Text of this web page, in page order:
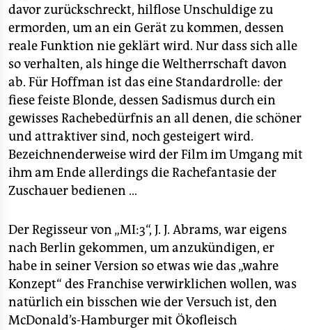
davor zurückschreckt, hilflose Unschuldige zu
ermorden, um an ein Gerät zu kommen, dessen
reale Funktion nie geklärt wird. Nur dass sich alle
so verhalten, als hinge die Weltherrschaft davon
ab. Für Hoffman ist das eine Standardrolle: der
fiese feiste Blonde, dessen Sadismus durch ein
gewisses Rachebedürfnis an all denen, die schöner
und attraktiver sind, noch gesteigert wird.
Bezeichnenderweise wird der Film im Umgang mit
ihm am Ende allerdings die Rachefantasie der
Zuschauer bedienen …
Der Regisseur von „MI:3“, J. J. Abrams, war eigens
nach Berlin gekommen, um anzukündigen, er
habe in seiner Version so etwas wie das „wahre
Konzept“ des Franchise verwirklichen wollen, was
natürlich ein bisschen wie der Versuch ist, den
McDonald’s-Hamburger mit Ökofleisch